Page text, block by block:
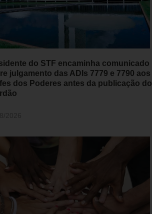
do STF encaminha comunicado
julgamento das ADIs 7779 e 7790 aos
dos Poderes antes da publicação do